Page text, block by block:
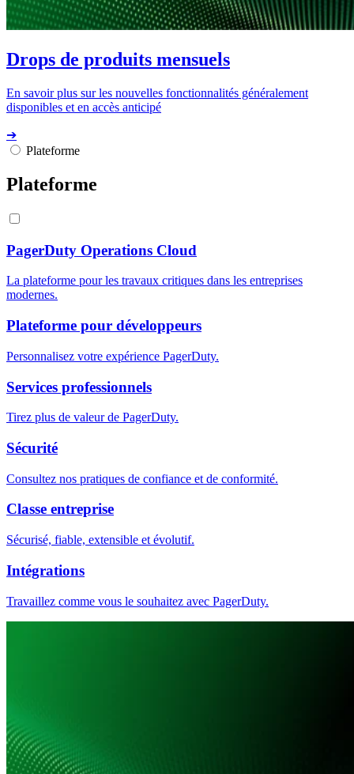
Drops de produits mensuels
En savoir plus sur les nouvelles fonctionnalités généralement
disponibles et en accès anticipé
➔
Plateforme
Plateforme
PagerDuty Operations Cloud
La plateforme pour les travaux critiques dans les entreprises
modernes.
Plateforme pour développeurs
Personnalisez votre expérience PagerDuty.
Services professionnels
Tirez plus de valeur de PagerDuty.
Sécurité
Consultez nos pratiques de confiance et de conformité.
Classe entreprise
Sécurisé, fiable, extensible et évolutif.
Intégrations
Travaillez comme vous le souhaitez avec PagerDuty.